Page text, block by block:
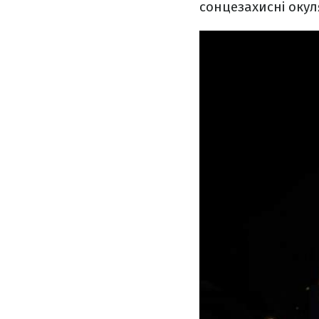
сонцезахисні